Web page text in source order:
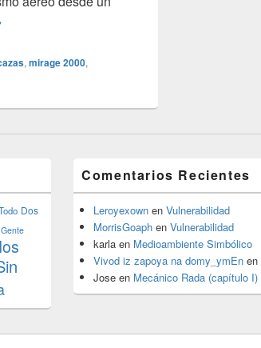
, mirage 2000,
Dos
Gente
Comentarios Recientes
Leroyexown enVulnerabilidad
MorrisGoaph enVulnerabilidad
karla en Medioambiente Simbólico
Vivod iz zapoya na domy_ymEn en
Jose en Mecánico Rada (capítulo I)